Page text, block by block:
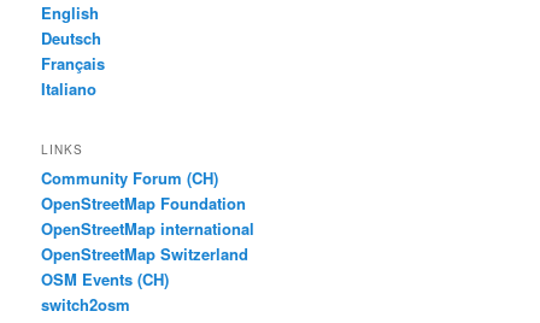
English
Deutsch
Français
Italiano
LINKS
Community Forum (CH)
OpenStreetMap Foundation
OpenStreetMap international
OpenStreetMap Switzerland
OSM Events (CH)
switch2osm